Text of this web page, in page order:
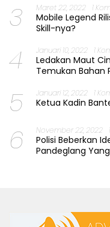
3 Maret 22, 2022 1
Mobile Legend
Skill-nya?
4 Januari 10, 2022 1
Ledakan Maut
Temukan Bahan
5 Januari 12, 2022 1
Ketua Kadin
6 November 22, 2022
Polisi Beberkan
Pandeglang